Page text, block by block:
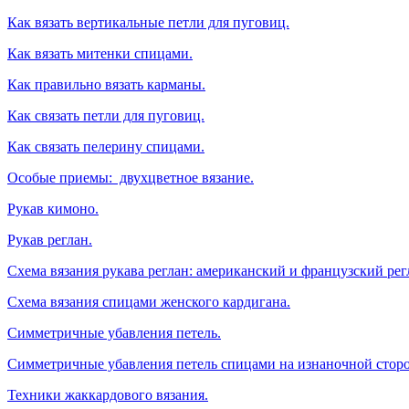
Как вязать вертикальные петли для пуговиц.
Как вязать митенки спицами.
Как правильно вязать карманы.
Как связать петли для пуговиц.
Как связать пелерину спицами.
Особые приемы: двухцветное вязание.
Рукав кимоно.
Рукав реглан.
Схема вязания рукава реглан: американский и французский
Схема вязания спицами женского кардигана.
Симметричные убавления петель.
Симметричные убавления петель спицами на изнаночной
Техники жаккардового вязания.